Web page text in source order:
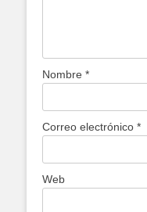
Nombre *
Correo electrónico *
Web